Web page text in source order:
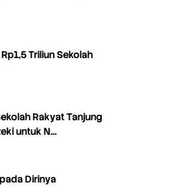
Triliun Sekolah
Rakyat Tanjung
untuk N…
Dirinya